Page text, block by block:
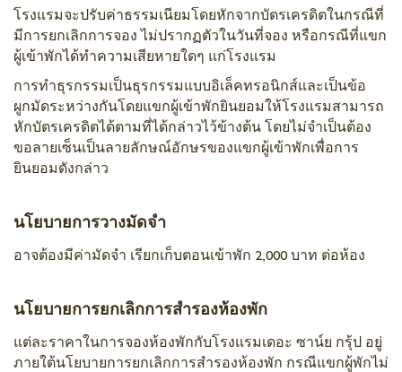
โรงแรมจะปรับค่าธรรมเนียมโดยหักจากบัตรเครดิตในกรณีที่
มีการยกเลิกการจอง ไม่ปรากฏตัวในวันที่จอง หรือกรณีที่แขก
ผู้เข้าพักได้ทำความเสียหายใดๆ แก่โรงแรม
การทำธุรกรรมเป็นธุรกรรมแบบอิเล็คทรอนิกส์และเป็นข้อ
ผูกมัดระหว่างกันโดยแขกผู้เข้าพักยินยอมให้โรงแรมสามารถ
หักบัตรเครดิตได้ตามที่ได้กล่าวไว้ข้างต้น โดยไม่จำเป็นต้อง
ขอลายเซ็นเป็นลายลักษณ์อักษรของแขกผู้เข้าพักเพื่อการ
ยินยอมดังกล่าว
นโยบายการวางมัดจำ
อาจต้องมีค่ามัดจำ เรียกเก็บตอนเข้าพัก 2,000 บาท ต่อห้อง
นโยบายการยกเลิกการสำรองห้องพัก
แต่ละราคาในการจองห้องพักกับโรงแรมเดอะ ซาน์ย กรุ้ป อยู่
ภายใต้นโยบายการยกเลิกการสำรองห้องพัก กรณีแขกผู้พักไม่